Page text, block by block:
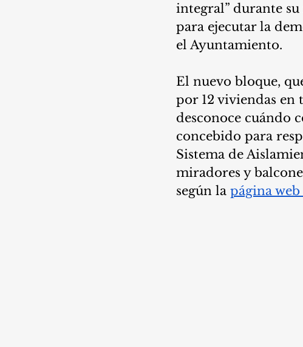
integral” durante
para ejecutar la
el Ayuntamiento.
El nuevo bloque,
por 12 viviendas en
desconoce cuándo
concebido para
Sistema de
miradores y
según la página